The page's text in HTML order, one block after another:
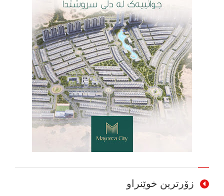
زۆرترین خوێنراو